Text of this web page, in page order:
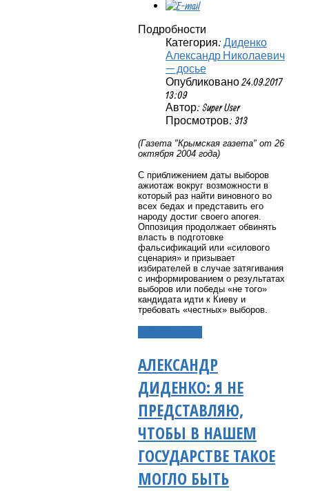
Подробности
Категория: Диденко
Александр Николаевич
— досье
Опубликовано 24.09.2017
13:09
Автор: Super User
Просмотров: 313
(Газета "Крымская газета" от 26
октября 2004 года)
С приближением даты выборов
ажиотаж вокруг возможности в
который раз найти виновного во
всех бедах и представить его
народу достиг своего апогея.
Оппозиция продолжает обвинять
власть в подготовке
фальсификаций или «силового
сценария» и призывает
избирателей в случае затягивания
с информированием о результатах
выборов или победы «не того»
кандидата идти к Киеву и
требовать «честных» выборов.
АЛЕКСАНДР
ДИДЕНКО: Я НЕ
ПРЕДСТАВЛЯЮ,
ЧТОБЫ В НАШЕМ
ГОСУДАРСТВЕ ТАКОЕ
МОГЛО БЫТЬ